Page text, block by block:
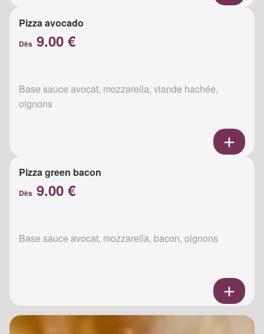
Pizza avocado
Dès 9.00 €
Base sauce avocat, mozzarella, viande hachée,
oignons
Pizza green bacon
Dès 9.00 €
Base sauce avocat, mozzarella, bacon, oignons